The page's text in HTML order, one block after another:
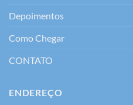
Depoimentos
Como Chegar
CONTATO
ENDEREÇO